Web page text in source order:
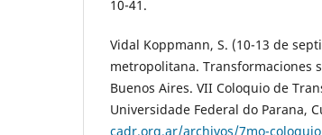
10-41.
Vidal Koppmann, S. (10-13 de
metropolitana. Transformaciones
Buenos Aires. VII Coloquio de
Universidade Federal do Parana,
cadr.org.ar/archivos/7mo-